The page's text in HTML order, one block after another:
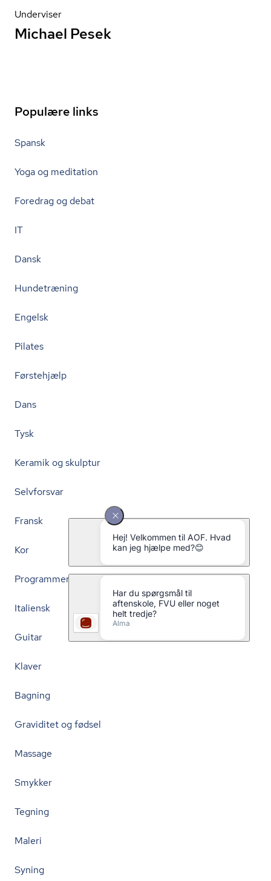
Underviser
Michael Pesek
Populære links
Spansk
Yoga og meditation
Foredrag og debat
IT
Dansk
Hundetræning
Engelsk
Pilates
Førstehjælp
Dans
Tysk
Keramik og skulptur
Selvforsvar
Fransk
Kor
Programmering
Italiensk
Guitar
Klaver
Bagning
Graviditet og fødsel
Massage
Smykker
Tegning
Maleri
Syning